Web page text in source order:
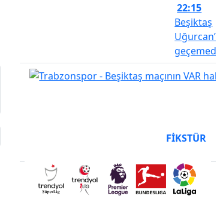
22:15
Beşiktaş
Uğurcan’ı
geçemedi
FIKSTÜR